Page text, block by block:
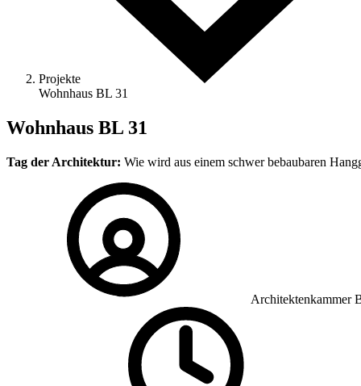
Projekte
Wohnhaus BL 31
Wohnhaus BL 31
Tag der Architektur: Wie wird aus einem schwer bebaubaren
Architektenkammer